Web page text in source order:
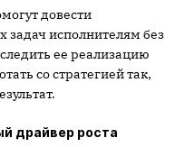
довести
исполнителям без
ее реализацию
со стратегией так,
драйвер роста